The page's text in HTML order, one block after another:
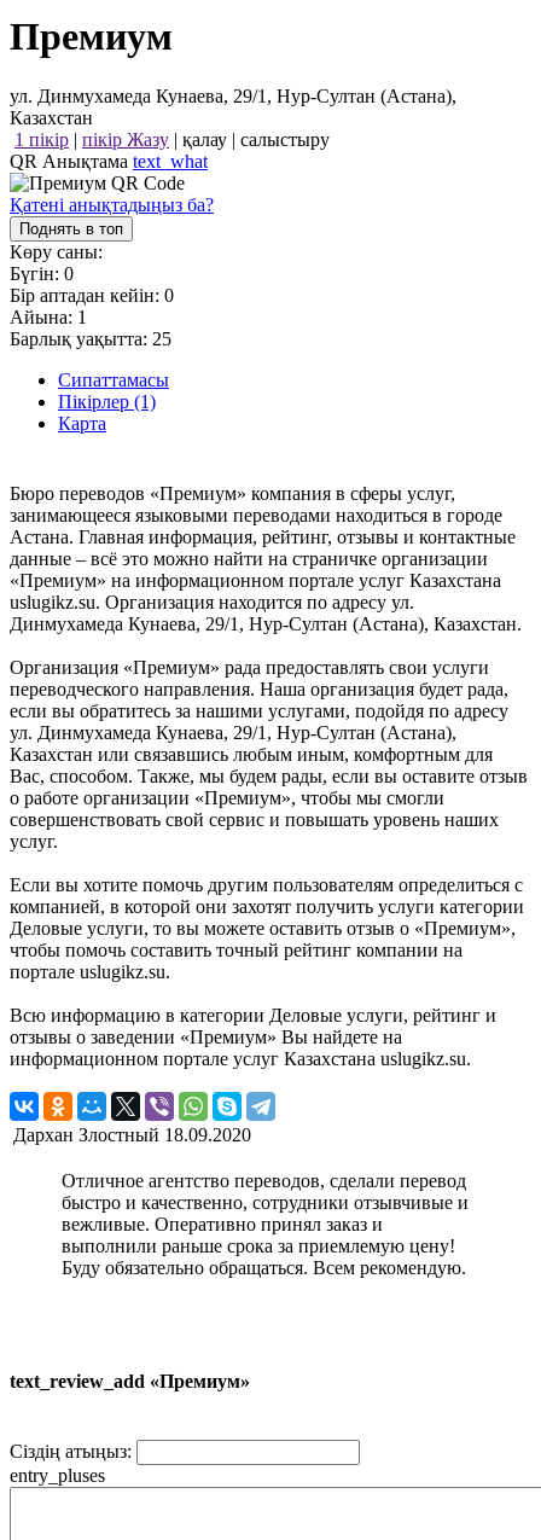
Премиум
ул. Динмухамеда Кунаева, 29/1, Нур-Султан (Астана),
Казахстан
1 пікір | пікір Жазу | қалау | салыстыру
QR Анықтама text_what
Қатені анықтадыңыз ба?
Поднять в топ
Көру саны:
Бүгін: 0
Бір аптадан кейін: 0
Айына: 1
Барлық уақытта: 25
Сипаттамасы
Пікірлер (1)
Карта
Бюро переводов «Премиум» компания в сферы услуг,
занимающееся языковыми переводами находиться в городе
Астана. Главная информация, рейтинг, отзывы и контактные
данные – всё это можно найти на страничке организации
«Премиум» на информационном портале услуг Казахстана
uslugikz.su. Организация находится по адресу ул.
Динмухамеда Кунаева, 29/1, Нур-Султан (Астана), Казахстан.
Организация «Премиум» рада предоставлять свои услуги
переводческого направления. Наша организация будет рада,
если вы обратитесь за нашими услугами, подойдя по адресу
ул. Динмухамеда Кунаева, 29/1, Нур-Султан (Астана),
Казахстан или связавшись любым иным, комфортным для
Вас, способом. Также, мы будем рады, если вы оставите отзыв
о работе организации «Премиум», чтобы мы смогли
совершенствовать свой сервис и повышать уровень наших
услуг.
Если вы хотите помочь другим пользователям определиться с
компанией, в которой они захотят получить услуги категории
Деловые услуги, то вы можете оставить отзыв о «Премиум»,
чтобы помочь составить точный рейтинг компании на
портале uslugikz.su.
Всю информацию в категории Деловые услуги, рейтинг и
отзывы о заведении «Премиум» Вы найдете на
информационном портале услуг Казахстана uslugikz.su.
Дархан Злостный 18.09.2020
Отличное агентство переводов, сделали перевод
быстро и качественно, сотрудники отзывчивые и
вежливые. Оперативно принял заказ и
выполнили раньше срока за приемлемую цену!
Буду обязательно обращаться. Всем рекомендую.
text_review_add «Премиум»
Сіздің атыңыз:
entry_pluses